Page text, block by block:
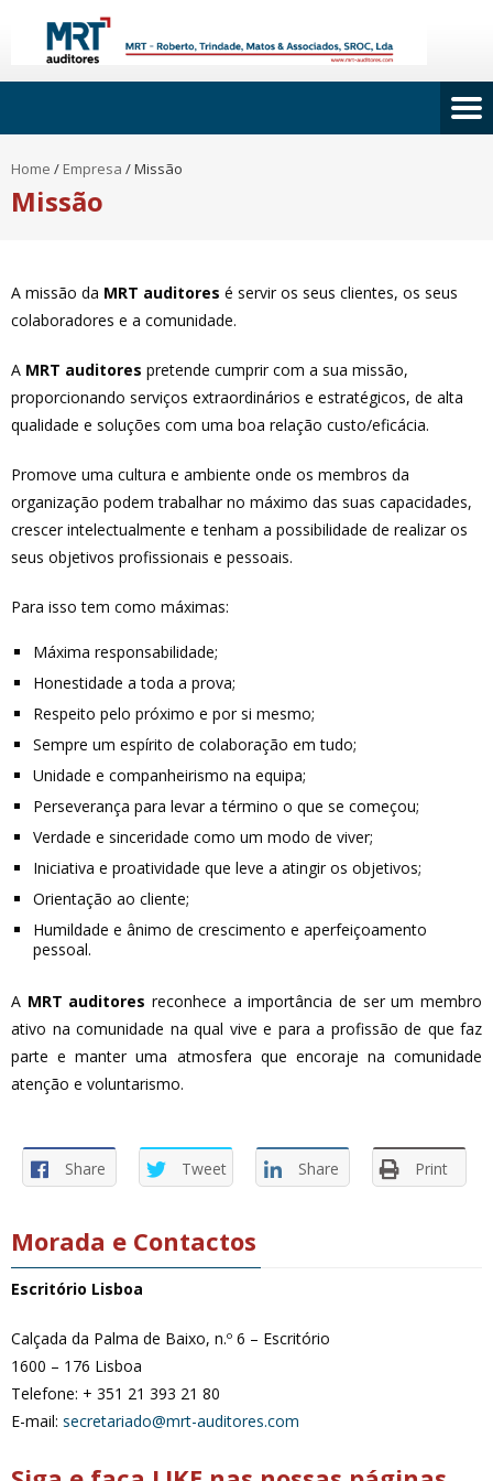
Home / Empresa /Missão
Missão
A missão da MRT auditores é servir os seus clientes, os seus
colaboradores e a comunidade.
A MRT auditores pretende cumprir com a sua missão,
proporcionando serviços extraordinários e estratégicos, de alta
qualidade e soluções com uma boa relação custo/eficácia.
Promove uma cultura e ambiente onde os membros da
organização podem trabalhar no máximo das suas capacidades,
crescer intelectualmente e tenham a possibilidade de realizar os
seus objetivos profissionais e pessoais.
Para isso tem como máximas:
Máxima responsabilidade;
Honestidade a toda a prova;
Respeito pelo próximo e por si mesmo;
Sempre um espírito de colaboração em tudo;
Unidade e companheirismo na equipa;
Perseverança para levar a término o que se começou;
Verdade e sinceridade como um modo de viver;
Iniciativa e proatividade que leve a atingir os objetivos;
Orientação ao cliente;
Humildade e ânimo de crescimento e aperfeiçoamento
pessoal.
A MRT auditores reconhece a importância de ser um membro
ativo na comunidade na qual vive e para a profissão de que faz
parte e manter uma atmosfera que encoraje na comunidade
atenção e voluntarismo.
Share Tweet Share Print
Morada e Contactos
Escritório Lisboa
Calçada da Palma de Baixo, n.º 6 – Escritório
1600 – 176 Lisboa
Telefone: + 351 21 393 21 80
E-mail: secretariado@mrt-auditores.com